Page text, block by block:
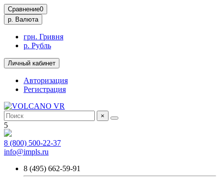
Сравнение0
р. Валюта
грн. Гривня
р. Рубль
Личный кабинет
Авторизация
Регистрация
×
5
8 (800) 500-22-37
info@impls.ru
8 (495) 662-59-91